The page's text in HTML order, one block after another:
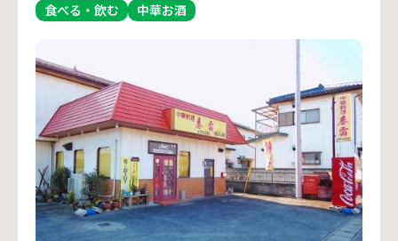
食べる・飲む 中華お酒